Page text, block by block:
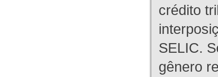
crédito
SELIC.
gênero